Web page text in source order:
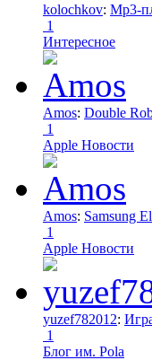
kolochkov: Mp3-
1
Интересное
Amos: Double
1
Apple Новости
Amos: Samsung
1
Apple Новости
yuzef782012:
1
Блог им. Pola